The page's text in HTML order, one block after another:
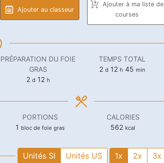
Ajouter au classeur
Ajouter à ma liste de
courses
PRÉPARATION DU FOIE
GRAS
2days
d 12heures
h
TEMPS TOTAL
2days
d 12heures
h 45minutes
min
PORTIONS
1 bloc de foie gras
CALORIES
562 kcal
Unités SI Unités US 1x 2x 3x